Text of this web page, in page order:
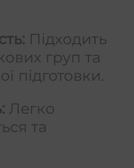
Підходить
груп та
підготовки.
Легко
та